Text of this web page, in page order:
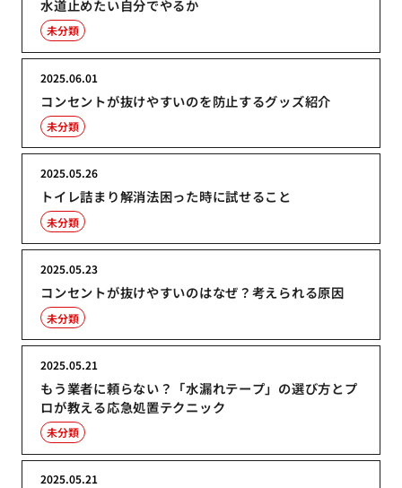
水道止めたい自分でやるか
未分類
コンセントが抜けやすいのを防止するグッズ紹介
2025.06.01
未分類
トイレ詰まり解消法困った時に試せること
2025.05.26
未分類
コンセントが抜けやすいのはなぜ？考えられる原因
2025.05.23
未分類
もう業者に頼らない？「水漏れテープ」の選び方とプ
ロが教える応急処置テクニック
2025.05.21
未分類
2025.05.21